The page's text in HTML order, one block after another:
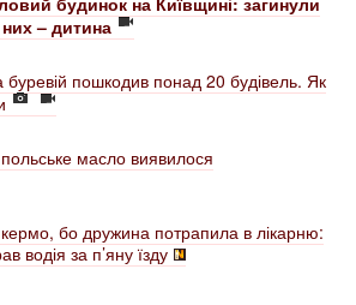
– дитина
буревій пошкодив понад 20 будівель. Як
масло виявилося
кермо, бо дружина потрапила в лікарню:
водія за п’яну їзду